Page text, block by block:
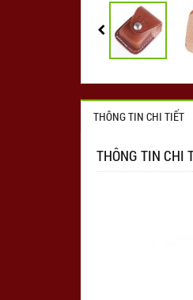
THÔNG TIN CHI TIẾT
THÔNG TIN CHI